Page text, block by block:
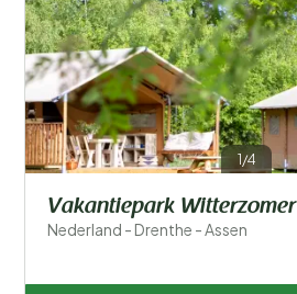
1/4
Vakantiepark Witterzomer
Nederland - Drenthe - Assen